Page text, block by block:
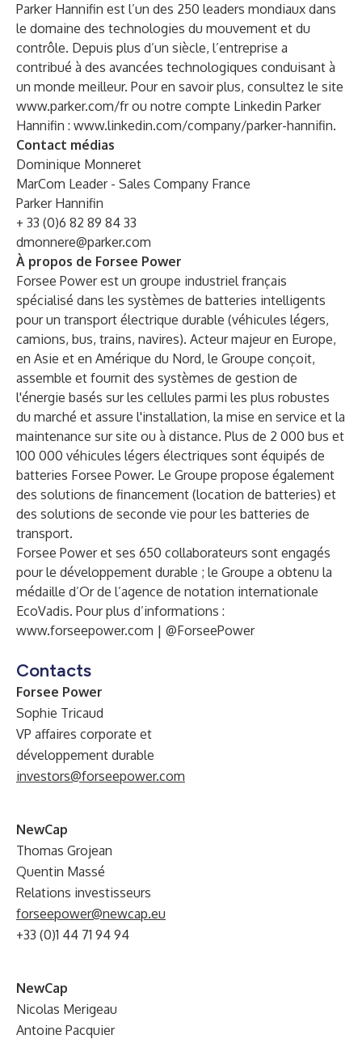
Parker Hannifin est l’un des 250 leaders mondiaux dans
le domaine des technologies du mouvement et du
contrôle. Depuis plus d’un siècle, l’entreprise a
contribué à des avancées technologiques conduisant à
un monde meilleur. Pour en savoir plus, consultez le site
www.parker.com/frou notre compte Linkedin Parker
Hannifin : www.linkedin.com/company/parker-hannifin.
Contact médias
Dominique Monneret
MarCom Leader - Sales Company France
Parker Hannifin
+ 33 (0)6 82 89 84 33
dmonnere@parker.com
À propos de Forsee Power
Forsee Power est un groupe industriel français
spécialisé dans les systèmes de batteries intelligents
pour un transport électrique durable (véhicules légers,
camions, bus, trains, navires). Acteur majeur en Europe,
en Asie et en Amérique du Nord, le Groupe conçoit,
assemble et fournit des systèmes de gestion de
l'énergie basés sur les cellules parmi les plus robustes
du marché et assure l'installation, la mise en service et la
maintenance sur site ou à distance. Plus de 2 000 bus et
100 000 véhicules légers électriques sont équipés de
batteries Forsee Power. Le Groupe propose également
des solutions de financement (location de batteries) et
des solutions de seconde vie pour les batteries de
transport.
Forsee Power et ses 650 collaborateurs sont engagés
pour le développement durable ; le Groupe a obtenu la
médaille d’Or de l’agence de notation internationale
EcoVadis. Pour plus d’informations :
www.forseepower.com | @ForseePower
Contacts
Forsee Power
Sophie Tricaud
VP affaires corporate et
développement durable
investors@forseepower.com
NewCap
Thomas Grojean
Quentin Massé
Relations investisseurs
forseepower@newcap.eu
+33 (0)1 44 71 94 94
NewCap
Nicolas Merigeau
Antoine Pacquier